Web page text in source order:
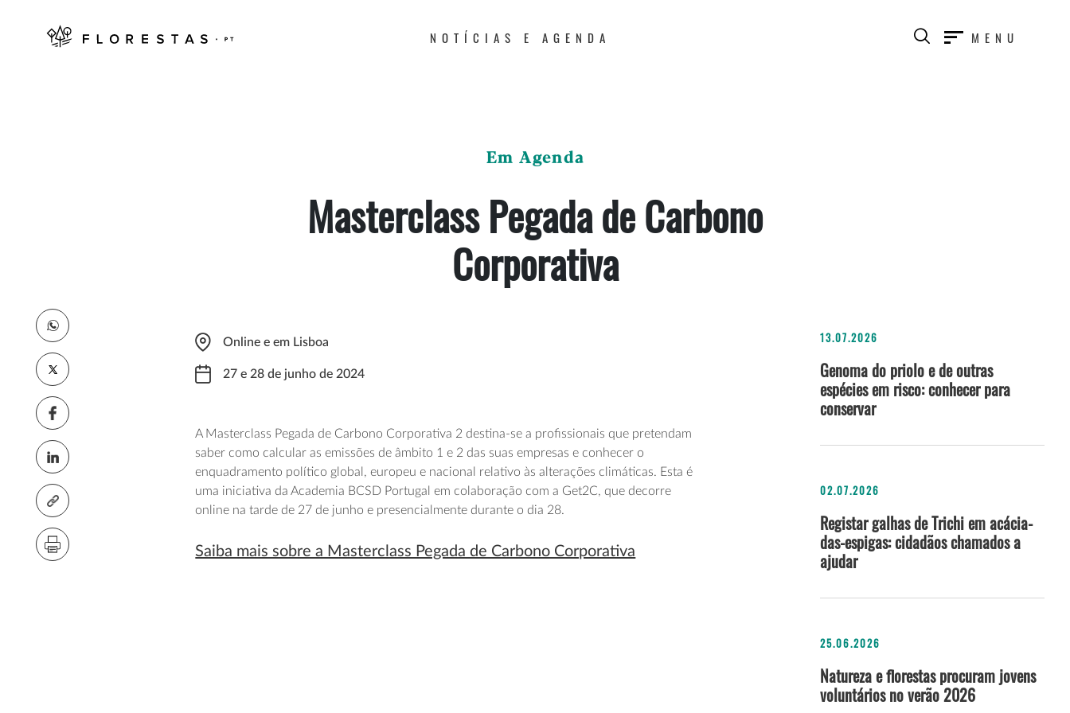
NOTÍCIAS E AGENDA MENU
Em Agenda
Masterclass Pegada de Carbono
Corporativa
Online e em Lisboa
27 e 28 de junho de 2024
A Masterclass Pegada de Carbono Corporativa 2 destina-se a profissionais que pretendam
saber como calcular as emissões de âmbito 1 e 2 das suas empresas e conhecer o
enquadramento político global, europeu e nacional relativo às alterações climáticas. Esta é
uma iniciativa da Academia BCSD Portugal em colaboração com a Get2C, que decorre
online na tarde de 27 de junho e presencialmente durante o dia 28.
Saiba mais sobre a Masterclass Pegada de Carbono Corporativa
13.07.2026
Genoma do priolo e de outras
espécies em risco: conhecer para
conservar
02.07.2026
Registar galhas de Trichi em acácia-
das-espigas: cidadãos chamados a
ajudar
25.06.2026
Natureza e florestas procuram jovens
voluntários no verão 2026